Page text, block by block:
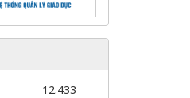
12.433